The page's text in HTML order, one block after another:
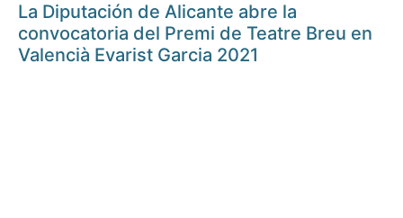
La Diputación de Alicante abre la
convocatoria del Premi de Teatre Breu en
Valencià Evarist Garcia 2021